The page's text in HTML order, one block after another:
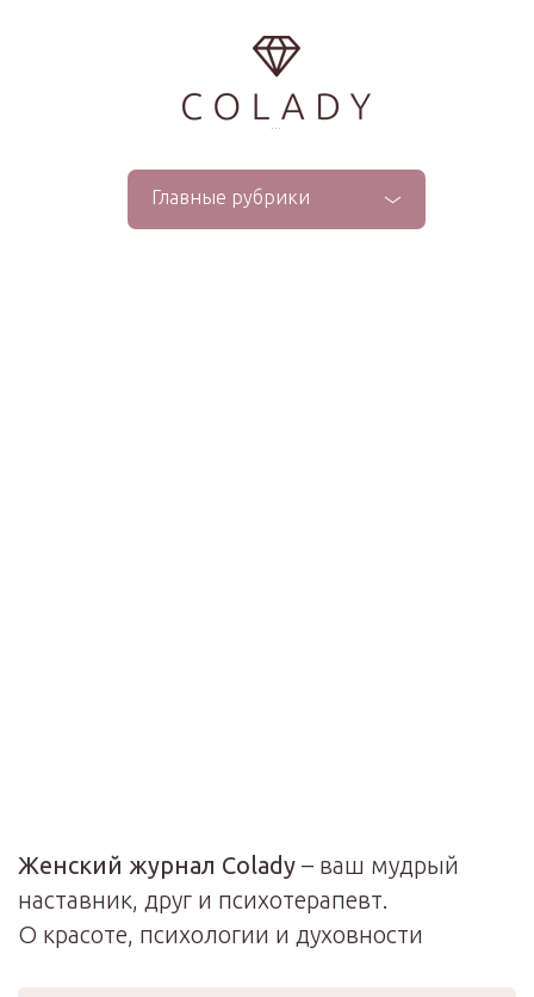
Главные рубрики
Женский журнал Colady – ваш мудрый
наставник, друг и психотерапевт.
О красоте, психологии и духовности